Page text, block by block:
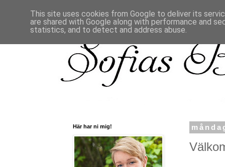
Här har ni mig!
This site uses cookies from Google to deliver its
are shared with Google along with performance and
statistics, and to detect and address abuse.